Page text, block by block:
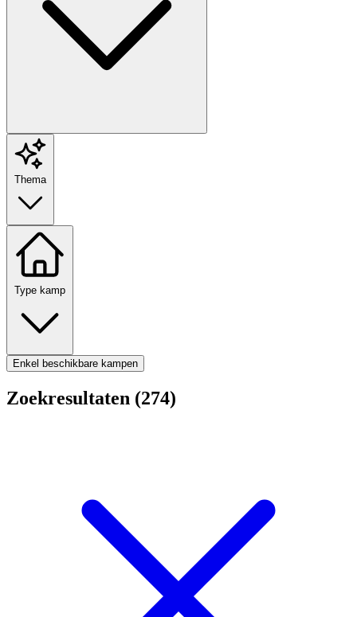
Thema
Type kamp
Enkel beschikbare kampen
Zoekresultaten (274)